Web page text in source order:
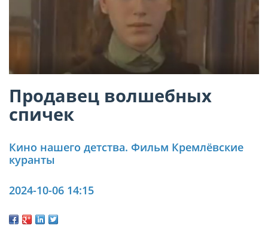
Продавец волшебных
спичек
Кино нашего детства. Фильм Кремлёвские
куранты
2024-10-06 14:15